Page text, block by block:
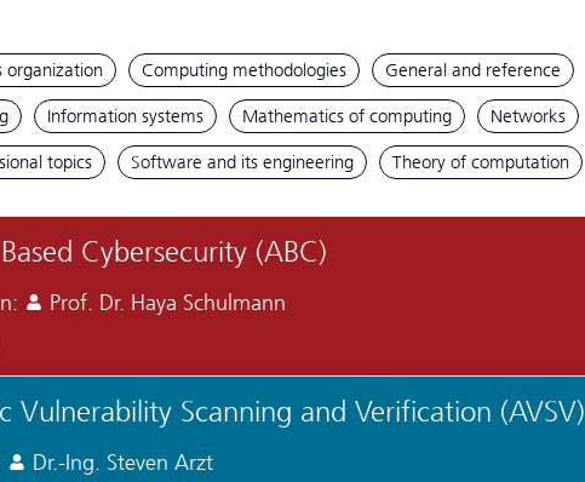
organization Computing methodologies General and reference
Information systems Mathematics of computing Networks
topics Software and its engineering Theory of computation
Cyber­security (ABC)
Prof. Dr. Haya Schulmann
Vulnerability Scanning and Verification (AVSV)
Dr.-Ing. Steven Arzt